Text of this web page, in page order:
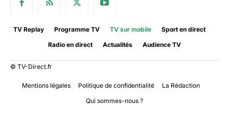
TV Replay Programme TV TV sur mobile
Sport en direct
Radio en direct
Actualités Audience TV
© TV-Direct.fr
Mentions légales Politique de confidentialité
La Rédaction
Qui sommes-nous ?